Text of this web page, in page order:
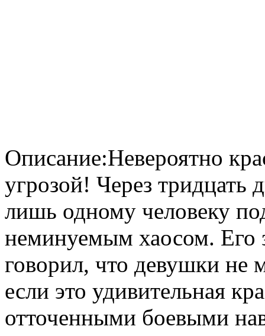
Описание:Невероятно
угрозой! Через тридцать
лишь одному человеку
неминуемым хаосом. Его
говорил, что девушки не
если это удивительная
отточенными боевыми